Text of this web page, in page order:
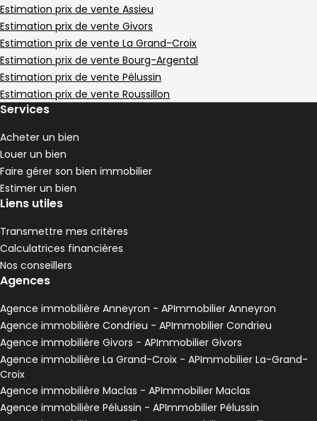
Estimation prix de vente Assieu
Estimation prix de vente Givors
Estimation prix de vente La Grand-Croix
Estimation prix de vente Bourg-Argental
Estimation prix de vente Pélussin
Estimation prix de vente Roussillon
Services
Acheter un bien
Louer un bien
Faire gérer son bien immobilier
Estimer un bien
Liens utiles
Transmettre mes critères
Calculatrices financières
Nos conseillers
Agences
Agence immobilière Anneyron - APImmobilier Anneyron
Agence immobilière Condrieu - APImmobilier Condrieu
Agence immobilière Givors - APImmobilier Givors
Agence immobilière La Grand-Croix - APImmobilier La-Grand-
Croix
Agence immobilière Maclas - APImmobilier Maclas
Agence immobilière Pélussin - APImmobilier Pélussin